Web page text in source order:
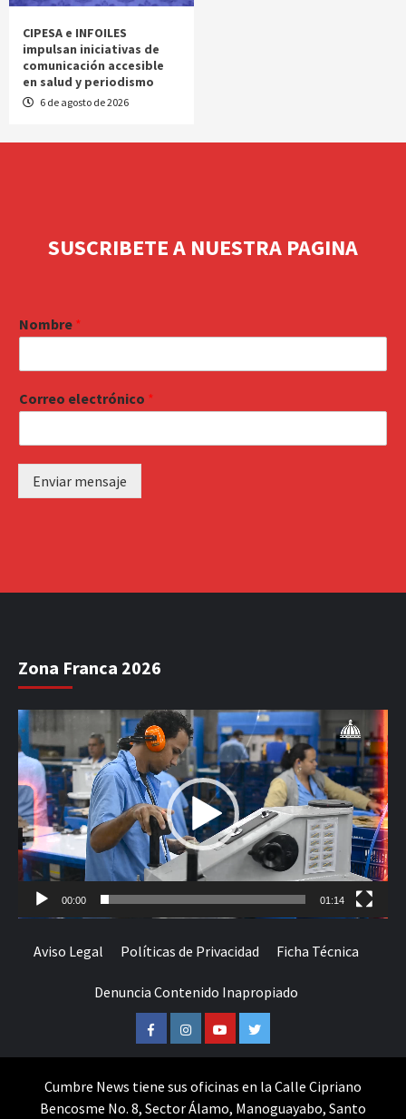
CIPESA e INFOILES
impulsan iniciativas de
comunicación accesible
en salud y periodismo
6 de agosto de 2026
SUSCRIBETE A NUESTRA PAGINA
Nombre *
Correo electrónico *
Enviar mensaje
Zona Franca 2026
Reproductor
de
vídeo
00:00 01:14
Aviso Legal Políticas de Privacidad Ficha Técnica
Denuncia Contenido Inapropiado
FacebookInstagramYoutubeTwitter
Cumbre News tiene sus oficinas en la Calle Cipriano
Bencosme No. 8, Sector Álamo, Manoguayabo, Santo